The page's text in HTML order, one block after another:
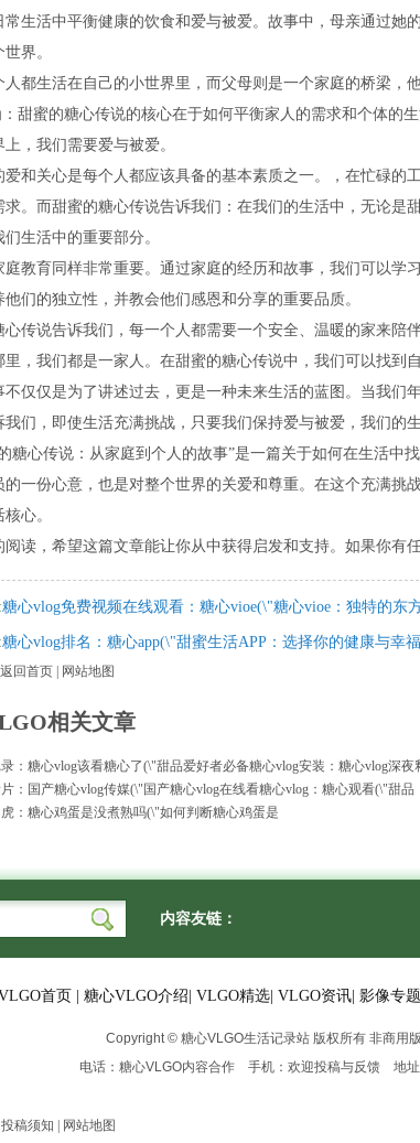
常生活中平衡健康的饮食和爱与被爱。故事中，母亲通过她
界。
人都生活在自己的小世界里，而父母则是一个家庭的桥梁，
：甜蜜的糖心传说的核心在于如何平衡家人的需求和个体
，我们需要爱与被爱。
爱和关心是每个人都应该具备的基本素质之一。，在忙碌的
求。而甜蜜的糖心传说告诉我们：在我们的生活中，无论是
生活中的重要部分。
庭教育同样非常重要。通过家庭的经历和故事，我们可以学
他们的独立性，并教会他们感恩和分享的重要品质。
心传说告诉我们，每一个人都需要一个安全、温暖的家来陪
里，我们都是一家人。在甜蜜的糖心传说中，我们可以找到
不仅仅是为了讲述过去，更是一种未来生活的蓝图。当我们
我们，即使生活充满挑战，只要我们保持爱与被爱，我们的
的糖心传说：从家庭到个人的故事”是一篇关于如何在生活
的一份心意，也是对整个世界的关爱和尊重。在这个充满挑
心。
阅读，希望这篇文章能让你从中获得启发和支持。如果你有
糖心vlog免费视频在线观看：糖心vioe(\"糖心vioe：独特的东
糖心vlog排名：糖心app(\"甜蜜生活APP：选择你的健康与幸
返回首页 网站地图
相关文章
：糖心vlog该看糖心了(\"甜品爱好者必备糖心vlog安装：糖心vlog深
：国产糖心vlog传媒(\"国产糖心vlog在线看糖心vlog：糖心观看(\"甜品
：糖心鸡蛋是没煮熟吗(\"如何判断糖心鸡蛋是
内容友链：
首页 糖心VLGO介绍 VLGO精选| VLGO资讯| 影像专题
Copyright © 糖心VLGO生活记录站 版权所有 非商用
电话：糖心VLGO内容合作 手机：欢迎投稿与反馈 地
投稿须知 网站地图